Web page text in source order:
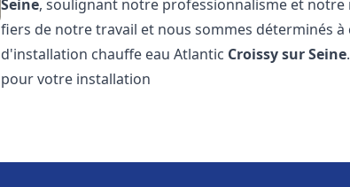
Seine, soulignant notre professionnalisme et
fiers de notre travail et nous sommes déterminés
d'installation chauffe eau Atlantic Croissy sur Seine
pour votre installation